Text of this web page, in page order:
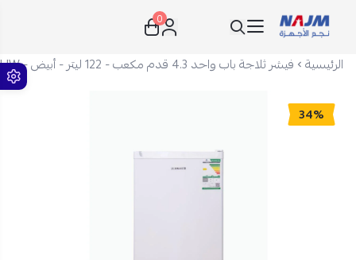
نجم الأجهزة
0
الرئيسية فيشر ثلاجة باب واحد 4.3 قدم مكعب - 122 ليتر - أبيض - FR-S125HW
34%